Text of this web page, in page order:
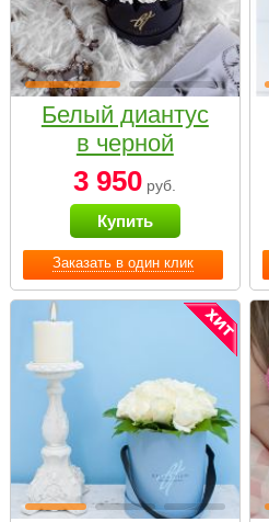
Заказать в один клик
Белый диантус
в черной
коробке Small
3 950 руб.
Купить